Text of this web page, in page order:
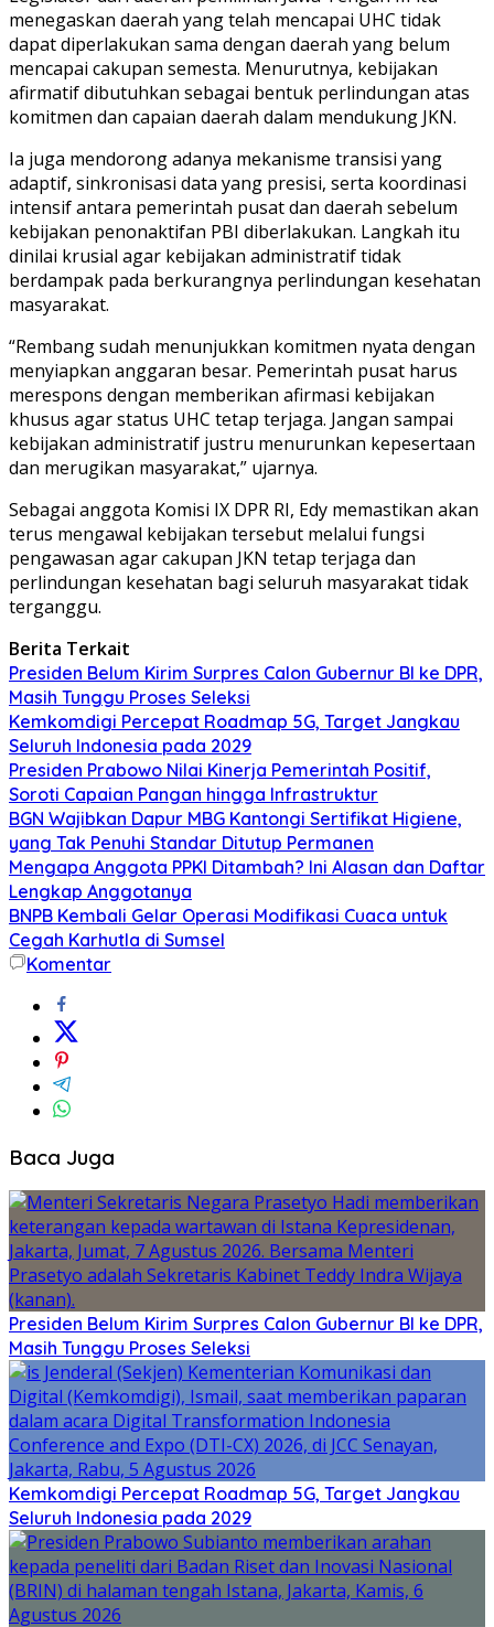
menegaskan daerah yang telah mencapai UHC tidak
dapat diperlakukan sama dengan daerah yang belum
mencapai cakupan semesta. Menurutnya, kebijakan
afirmatif dibutuhkan sebagai bentuk perlindungan atas
komitmen dan capaian daerah dalam mendukung JKN.
Ia juga mendorong adanya mekanisme transisi yang
adaptif, sinkronisasi data yang presisi, serta koordinasi
intensif antara pemerintah pusat dan daerah sebelum
kebijakan penonaktifan PBI diberlakukan. Langkah itu
dinilai krusial agar kebijakan administratif tidak
berdampak pada berkurangnya perlindungan kesehatan
masyarakat.
“Rembang sudah menunjukkan komitmen nyata dengan
menyiapkan anggaran besar. Pemerintah pusat harus
merespons dengan memberikan afirmasi kebijakan
khusus agar status UHC tetap terjaga. Jangan sampai
kebijakan administratif justru menurunkan kepesertaan
dan merugikan masyarakat,” ujarnya.
Sebagai anggota Komisi IX DPR RI, Edy memastikan akan
terus mengawal kebijakan tersebut melalui fungsi
pengawasan agar cakupan JKN tetap terjaga dan
perlindungan kesehatan bagi seluruh masyarakat tidak
terganggu.
Berita Terkait
Presiden Belum Kirim Surpres Calon Gubernur BI ke DPR,
Masih Tunggu Proses Seleksi
Kemkomdigi Percepat Roadmap 5G, Target Jangkau
Seluruh Indonesia pada 2029
Presiden Prabowo Nilai Kinerja Pemerintah Positif,
Soroti Capaian Pangan hingga Infrastruktur
BGN Wajibkan Dapur MBG Kantongi Sertifikat Higiene,
yang Tak Penuhi Standar Ditutup Permanen
Mengapa Anggota PPKI Ditambah? Ini Alasan dan Daftar
Lengkap Anggotanya
BNPB Kembali Gelar Operasi Modifikasi Cuaca untuk
Cegah Karhutla di Sumsel
Komentar
Baca Juga
Presiden Belum Kirim Surpres Calon Gubernur BI ke DPR,
Masih Tunggu Proses Seleksi
Kemkomdigi Percepat Roadmap 5G, Target Jangkau
Seluruh Indonesia pada 2029